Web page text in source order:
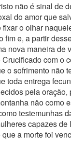
não é sinal de
do amor que
fixar o olhar
fim e, a partir
nova maneira de
com o
o sofrimento não
toda entrega
pela oração,
não como
testemunhas
capazes de
a morte foi